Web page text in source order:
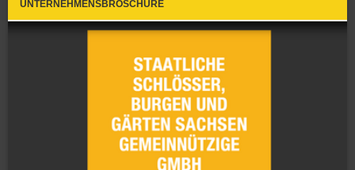
UNTERNEHMENSBROSCHÜRE